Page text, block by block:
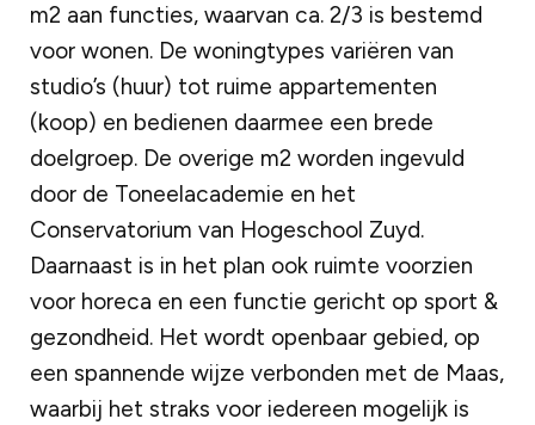
m2 aan functies, waarvan ca. 2/3 is bestemd
voor wonen. De woningtypes variëren van
studio’s (huur) tot ruime appartementen
(koop) en bedienen daarmee een brede
doelgroep. De overige m2 worden ingevuld
door de Toneelacademie en het
Conservatorium van Hogeschool Zuyd.
Daarnaast is in het plan ook ruimte voorzien
voor horeca en een functie gericht op sport &
gezondheid. Het wordt openbaar gebied, op
een spannende wijze verbonden met de Maas,
waarbij het straks voor iedereen mogelijk is